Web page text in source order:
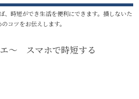
、時短ができ生活を便利にできます。損しないた
のコツをお伝えします。
〜 スマホで時短する